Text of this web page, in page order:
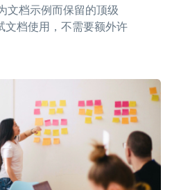
文档示例而保留的顶级
文档使用，不需要额外许